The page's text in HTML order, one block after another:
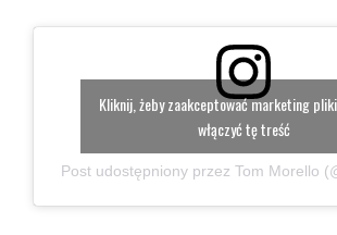
Post udostępniony przez Tom Morello
Kliknij, żeby zaakceptować marketing
włączyć tę treść